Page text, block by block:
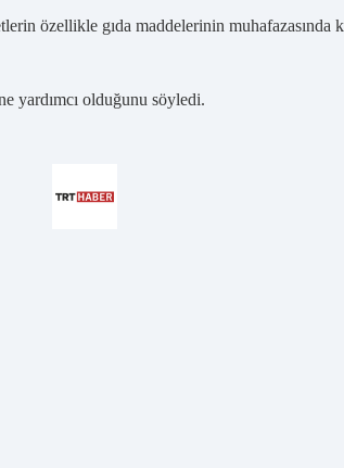
özellikle gıda maddelerinin muhafazasında
yardımcı olduğunu söyledi.